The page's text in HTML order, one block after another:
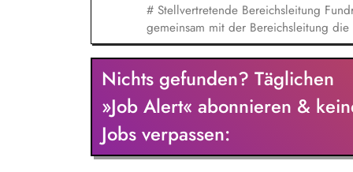
# Stellvertretende Bereichsleitung Fundraising (w/m/d) In
gemeinsam mit der Bereichsleitung
und übernehmen Führungs- sowie
Schwerpunkt Ihrer Tätigkeit liegt in
Dialogmarketing-Teams: strategische
Leitung und Koordination des Teams,
sowie Identifikation neuer
Nichts gefunden? Täglichen
»Job Alert« abonnieren &
Jobs verpassen: